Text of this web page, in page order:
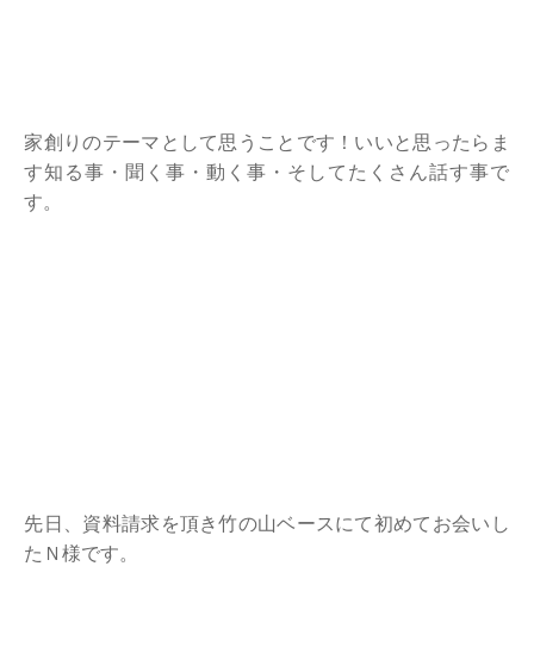
家創りのテーマとして思うことです！いいと思ったらま
す知る事・聞く事・動く事・そしてたくさん話す事で
す。
先日、資料請求を頂き竹の山ベースにて初めてお会いし
たＮ様です。